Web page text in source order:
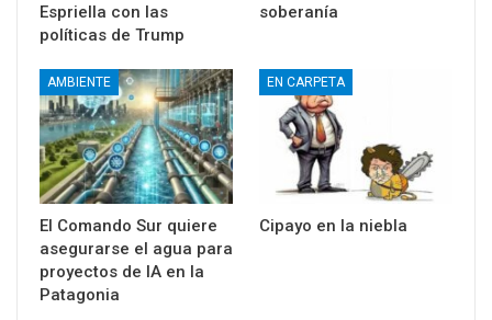
Espriella con las
políticas de Trump
soberanía
AMBIENTE
El Comando Sur quiere
asegurarse el agua para
proyectos de IA en la
Patagonia
EN CARPETA
Cipayo en la niebla